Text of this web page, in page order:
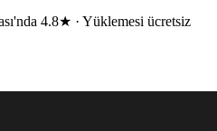
4.8★ · Yüklemesi ücretsiz